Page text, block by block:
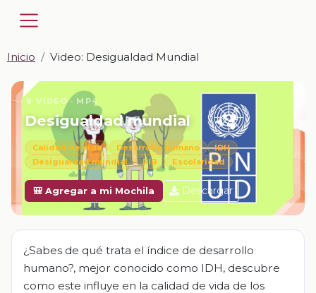
Inicio Video: Desigualdad Mundial
📎 VIDEO · MP4
Desigualdad mundial
Calidad de vida Desarrollo humano
IDH
Desigualdad mundial
PIB Escolaridad
🎒 Agregar a mi Mochila Descargar
¿Sabes de qué trata el índice de desarrollo
humano?, mejor conocido como IDH, descubre
como este influye en la calidad de vida de los